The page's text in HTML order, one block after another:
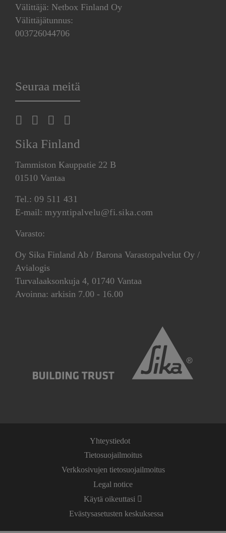
Välittäjä: Netbox Finland Oy
Välittäjätunnus:
003726044706
Seuraa meitä
Sika Finland
Tammiston Kauppatie 22 B
01510 Vantaa
Tel.: 09 511 431
E-mail: myyntipalvelu@fi.sika.com
Varasto:
Oy Sika Finland Ab / Barona Varastopalvelut Oy /
Avialogis
Turvalaaksonkuja 4, 01740 Vantaa
Avoinna: arkisin 7.00 - 16.00
Yhteystiedot
Tietosuojailmoitus
Verkkosivujen tietosuojailmoitus
Legal notice
Käytä oikeuttasi
Evästysasetusten keskuksessa